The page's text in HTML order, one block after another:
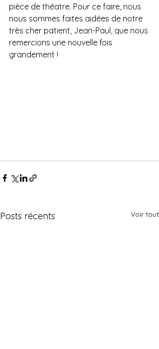
pièce de théatre. Pour ce faire, nous
nous sommes faites aidées de notre
très cher patient, Jean-Paul, que nous
remercions une nouvelle fois
grandement !
Posts récents Voir tout